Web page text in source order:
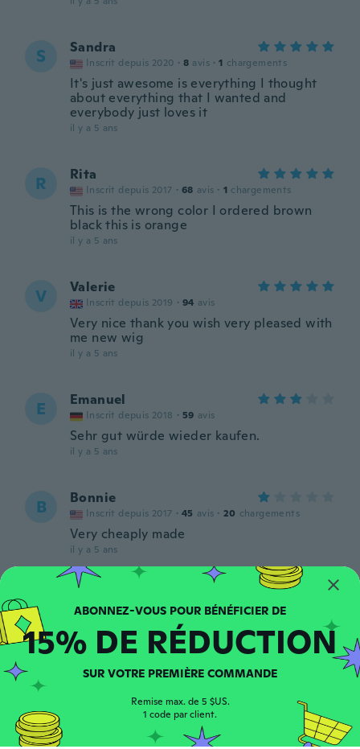
S Sandra
Inscrit depuis 2020 · 8 avis · 1 chargements
It's just awesome is everything I thought
about everything that I wanted and
everybody just loves it
il y a 5 ans
R Rita
Inscrit depuis 2017 · 68 avis · 1 chargements
This is the wrong color I ordered brown
black this is orange
il y a 5 ans
V Valerie
Inscrit depuis 2019 · 94 avis
Very nice thank you wish very pleased with
me new wig
il y a 5 ans
E Emanuel
Inscrit depuis 2018 · 59 avis
Sehr gut würde wieder kaufen.
il y a 5 ans
B Bonnie
Inscrit depuis 2017 · 45 avis · 20 chargements
Very cheaply made
il y a 5 ans
J Inscrit depuis 2021 · 7 avis
Like this wig a lot
il y a 5 ans
Inscrit depuis 2020
avis
15% DE RÉDUCTION
SUR VOTRE PREMIÈRE COMMANDE
Remise max. de 5 $US.
1 code par client.